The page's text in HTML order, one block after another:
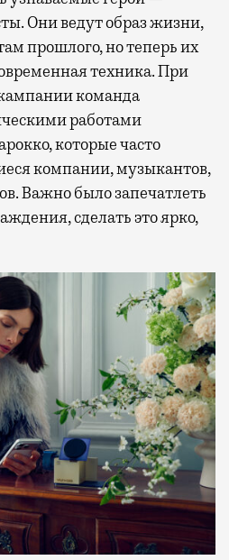
Они ведут образ жизни,
прошлого, но теперь их
техника. При
команда
работами
которые часто
компании, музыкантов,
Важно было запечатлеть
сделать это ярко,